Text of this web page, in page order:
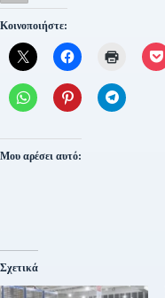
Κοινοποιήστε:
Μου αρέσει αυτό:
Σχετικά